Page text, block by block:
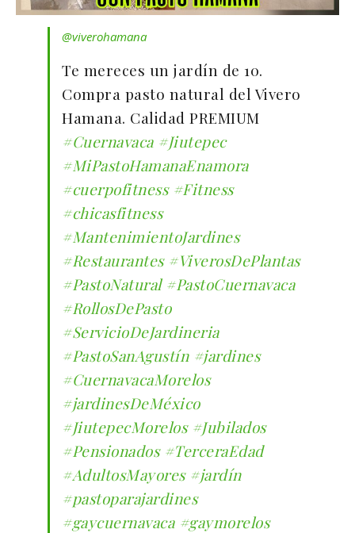
@viverohamana
Te mereces un jardín de 10.
Compra pasto natural del Vivero
Hamana. Calidad PREMIUM
#Cuernavaca #Jiutepec
#MiPastoHamanaEnamora
#cuerpofitness #Fitness
#chicasfitness
#MantenimientoJardines
#Restaurantes #ViverosDePlantas
#PastoNatural #PastoCuernavaca
#RollosDePasto
#ServicioDeJardineria
#PastoSanAgustín #jardines
#CuernavacaMorelos
#jardinesDeMéxico
#JiutepecMorelos #Jubilados
#Pensionados #TerceraEdad
#AdultosMayores #jardín
#pastoparajardines
#gaycuernavaca #gaymorelos